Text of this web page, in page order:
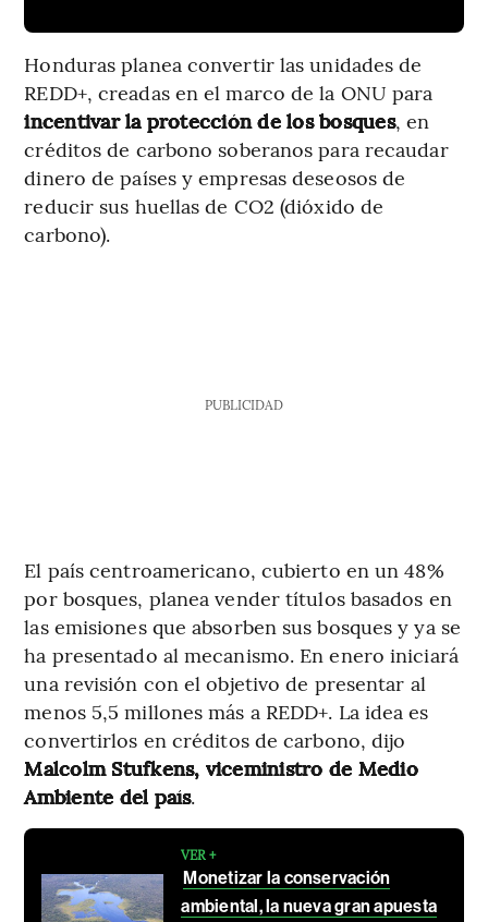
Honduras planea convertir las unidades de
REDD+, creadas en el marco de la ONU para
incentivar la protección de los bosques, en
créditos de carbono soberanos para recaudar
dinero de países y empresas deseosos de
reducir sus huellas de CO2 (dióxido de
carbono).
PUBLICIDAD
El país centroamericano, cubierto en un 48%
por bosques, planea vender títulos basados en
las emisiones que absorben sus bosques y ya se
ha presentado al mecanismo. En enero iniciará
una revisión con el objetivo de presentar al
menos 5,5 millones más a REDD+. La idea es
convertirlos en créditos de carbono, dijo
Malcolm Stufkens, viceministro de Medio
Ambiente del país.
VER +
Monetizar la conservación
ambiental, la nueva gran apuesta